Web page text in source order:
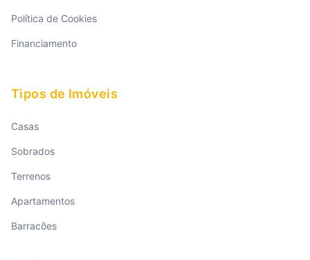
Política de Cookies
Financiamento
Tipos de Imóveis
Casas
Sobrados
Terrenos
Apartamentos
Barracões